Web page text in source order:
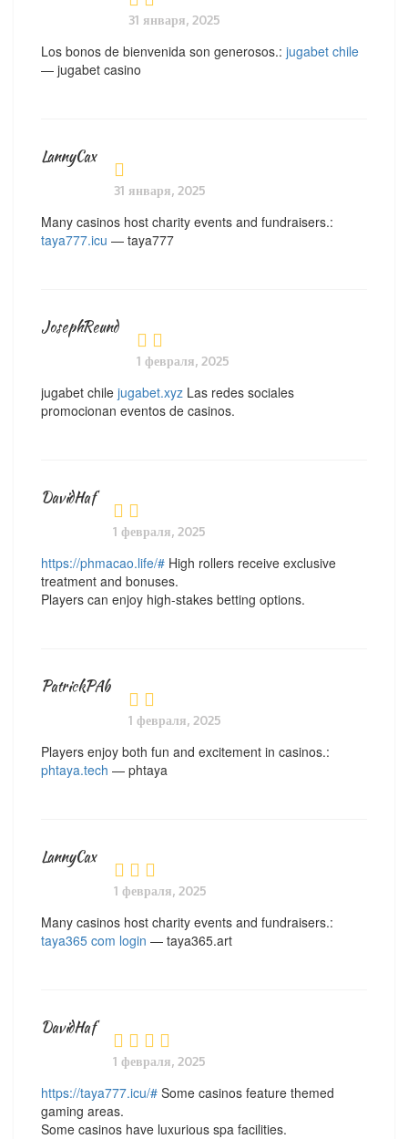
31 января, 2025
Los bonos de bienvenida son generosos.: jugabet chile
— jugabet casino
LannyCax
31 января, 2025
Many casinos host charity events and fundraisers.:
taya777.icu — taya777
JosephReund
1 февраля, 2025
jugabet chile jugabet.xyz Las redes sociales
promocionan eventos de casinos.
DavidHaf
1 февраля, 2025
https://phmacao.life/# High rollers receive exclusive
treatment and bonuses.
Players can enjoy high-stakes betting options.
PatrickPAb
1 февраля, 2025
Players enjoy both fun and excitement in casinos.:
phtaya.tech — phtaya
LannyCax
1 февраля, 2025
Many casinos host charity events and fundraisers.:
taya365 com login — taya365.art
DavidHaf
1 февраля, 2025
https://taya777.icu/# Some casinos feature themed
gaming areas.
Some casinos have luxurious spa facilities.